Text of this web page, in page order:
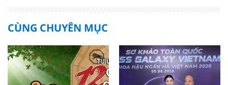
CÙNG CHUYÊN MỤC